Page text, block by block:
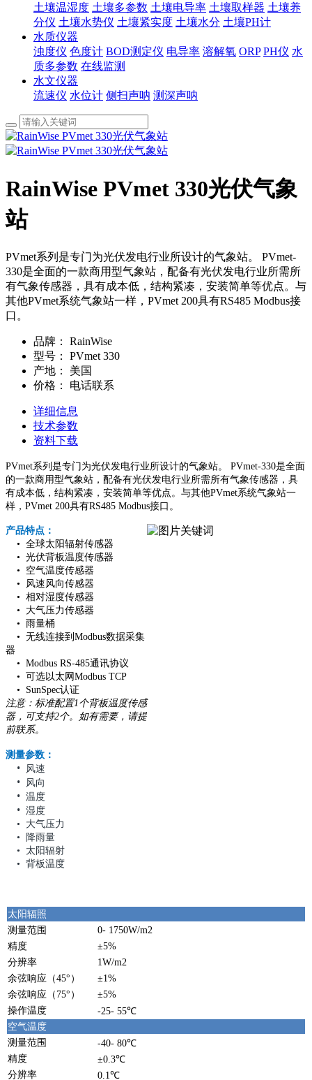
土壤温湿度 土壤多参数 土壤电导率 土壤取样器 土壤养
分仪 土壤水势仪 土壤紧实度 土壤水分 土壤PH计
水质仪器
浊度仪 色度计 BOD测定仪 电导率 溶解氧 ORP PH仪 水
质多参数 在线监测
水文仪器
流速仪 水位计 侧扫声呐 测深声呐
RainWise PVmet 330光伏气象
站
PVmet系列是专门为光伏发电行业所设计的气象站。 PVmet-
330是全面的一款商用型气象站，配备有光伏发电行业所需所
有气象传感器，具有成本低，结构紧凑，安装简单等优点。与
其他PVmet系统气象站一样，PVmet 200具有RS485 Modbus接
口。
品牌：
RainWise
型号：
PVmet 330
产地：
美国
价格：
电话联系
详细信息
技术参数
资料下载
PVmet系列是专门为光伏发电行业所设计的气象站。 PVmet-330是全面
的一款商用型气象站，配备有光伏发电行业所需所有气象传感器，具
有成本低，结构紧凑，安装简单等优点。与其他PVmet系统气象站一
样，PVmet 200具有RS485 Modbus接口。
产品特点：
• 全球太阳辐射传感器
• 光伏背板温度传感器
• 空气温度传感器
• 风速风向传感器
• 相对湿度传感器
• 大气压力传感器
• 雨量桶
• 无线连接到Modbus数据采集
器
• Modbus RS-485通讯协议
• 可选以太网Modbus TCP
• SunSpec认证
注意：标准配置1个背板温度传感
器，可支持2个。如有需要，请提
前联系。
测量参数：
• 风速
• 风向
• 温度
• 湿度
• 大气压力
• 降雨量
• 太阳辐射
• 背板温度
太阳辐照
测量范围
0- 1750W/m2
精度
±5%
分辨率
1W/m2
余弦响应（45°）
±1%
余弦响应（75°）
±5%
操作温度
-25- 55℃
空气温度
测量范围
-40- 80℃
精度
±0.3℃
分辨率
0.1℃